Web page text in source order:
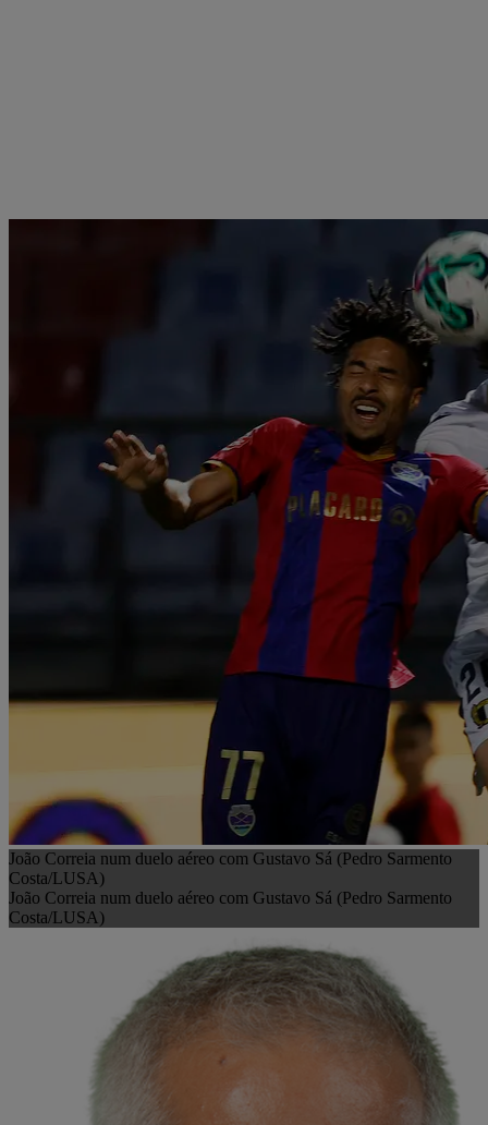
João Correia num duelo aéreo com Gustavo Sá (Pedro Sarmento
Costa/LUSA)
João Correia num duelo aéreo com Gustavo Sá (Pedro Sarmento
Costa/LUSA)